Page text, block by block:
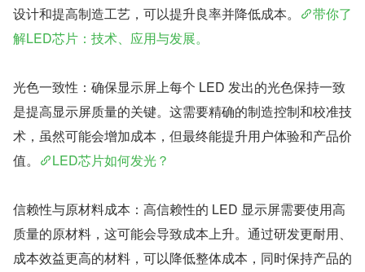
设计和提高制造工艺，可以提升良率并降低成本。
带你了
解LED芯片：技术、应用与发展。
光色一致性：确保显示屏上每个 LED 发出的光色保持一致
是提高显示屏质量的关键。这需要精确的制造控制和校准技
术，虽然可能会增加成本，但最终能提升用户体验和产品价
值。
LED芯片如何发光？
信赖性与原材料成本：高信赖性的 LED 显示屏需要使用高
质量的原材料，这可能会导致成本上升。通过研发更耐用、
成本效益更高的材料，可以降低整体成本，同时保持产品的